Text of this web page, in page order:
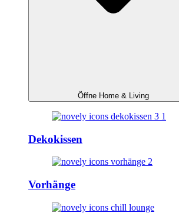
Öffne Home & Living
Dekokissen
Vorhänge